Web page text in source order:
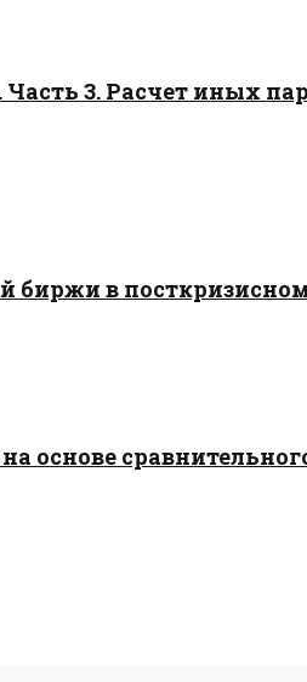
3. Расчет иных
биржи в
основе